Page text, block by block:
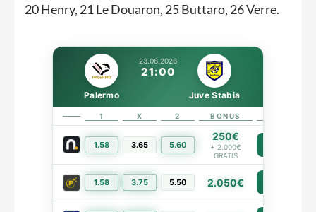
20 Henry, 21 Le Douaron, 25 Buttaro, 26 Verre.
23.08.2026
21:00
Palermo Juve Stabia
1 X 2 BONUS
1.58 3.65 5.60
250€
+ 2.000€
GRATIS
1.58 3.75 5.50 2.050€